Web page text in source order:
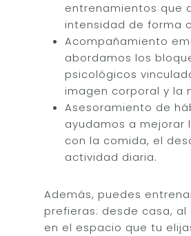
entrenamientos que
intensidad de forma
Acompañamiento
abordamos los
psicológicos
imagen corporal y la
Asesoramiento de
ayudamos a mejorar
con la comida, el
actividad diaria.
Además, puedes
prefieras: desde casa, al
en el espacio que tu